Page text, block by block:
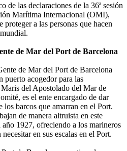
de las declaraciones de la 36ª sesión
Marítima Internacional (OMI),
proteger a las personas que hacen
de Mar del Port de Barcelona
de Mar del Port de Barcelona
puerto acogedor para las
del Apostolado del Mar de
es el ente encargado de dar
los barcos que amarran en el Port.
de manera altruista en este
1927, ofreciendo a los marineros
en sus escalas en el Port.